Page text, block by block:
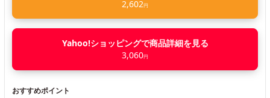
2,602円
Yahoo!ショッピングで商品詳細を見る
3,060円
おすすめポイント